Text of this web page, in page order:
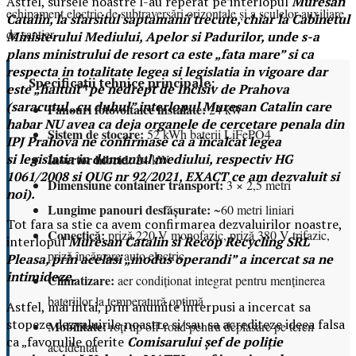
Catalin, la sfarsitul saptamanii trecute, chiar la Cabinetul
Ministerului Mediului, Apelor si Padurilor, unde s-a
plans ministrului de resort ca este „fata mare” si ca
respecta in totalitate legea si legislatia in vigoare dar
este „haituit” pe nedrept de Incisiv de Prahova
(saracutul „cu duhul” interlopul Muresan Catalin care
habar NU avea ca deja organele de cercetare penala din
IPJ Prahova ne confirmase ca a incalcat legea
si legislatia in domeniul mediului, respectiv HG
1061/2008 si OUG nr 92/2021, EXACT ce am dezvaluit si
noi).
Tot fara sa stie ca avem confirmarea dezvaluirilor noastre,
interlopulMuresan Catalin si Recop Recycling SRL
Pleasa, prin acelasi „modus operandi” a incercat sa ne
intimideze.
Astfel, mai intai, prin anumite interpusi a incercat sa
stopeze dezvaluirile noastre si/sau sa acrediteze ideea falsa
ca „favorulile oferite Comisarului șef de poliție
echipament electric de subtraversări orizontale și a sculelor auxiliare
de șantier.
Specificații tehnice principale:
Panouri fotovoltaice instalate:24 kW
Sistem de stocare:52 kWh baterii LiFePO4
Invertor hibrid:24 kW
Dimensiune container transport:3 × 2,5 metri
Lungime panouri desfășurate: ~60 metri liniari
Conectică:priză 220 V monofazic, priză 380 V trifazic,
priză încărcare auto electric
Climatizare: aer condiționat integrat pentru menținerea
bateriilor la temperatură optimă
Mobilitate:roți tip off-road pentru deplasare pe teren
accidentat